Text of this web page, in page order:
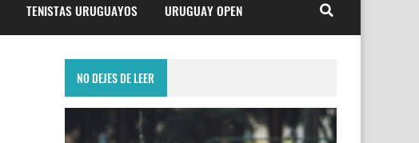
TENISTAS URUGUAYOS URUGUAY OPEN
NO DEJES DE LEER